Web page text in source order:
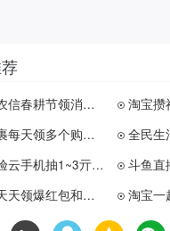
支付宝农信春耕节领消费红包
菜鸟裹裹每天领多个购物红包
移动体验云手机抽1~3亓红包
饿了么天天领爆红包和商品券